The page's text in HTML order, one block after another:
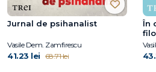
Jurnal de psihanalist
Vasile Dem. Zamfirescu
41.23 lei 68.71 lei
În